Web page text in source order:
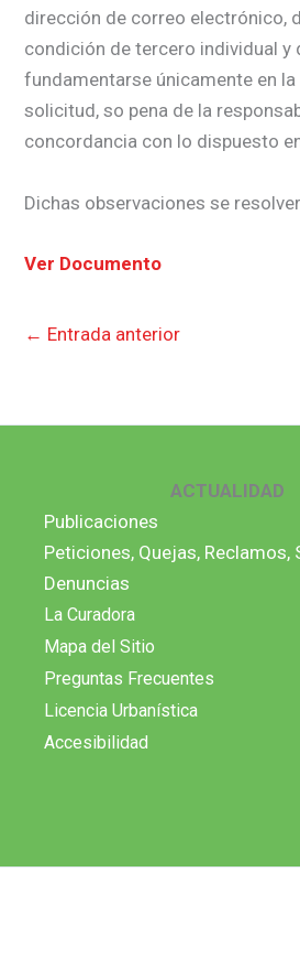
dirección de correo electrónico,
condición de tercero individual y
fundamentarse únicamente en
solicitud, so pena de la
concordancia con lo dispuesto
Dichas observaciones se
Ver Documento
← Entrada anterior
ACTUALIDAD
Publicaciones
Peticiones, Quejas, Reclamos,
Denuncias
La Curadora
Mapa del Sitio
Preguntas Frecuentes
Licencia Urbanística
Accesibilidad